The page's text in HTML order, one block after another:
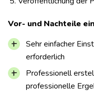
Vor- und Nachteile
Sehr einfacher
erforderlich
Professionell
professionelle